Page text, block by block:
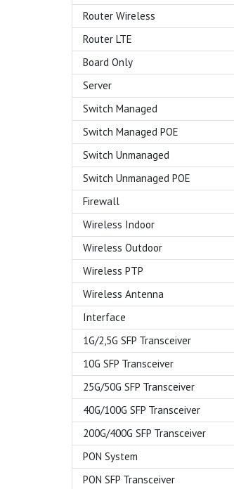
Router Wireless
Router LTE
Board Only
Server
Switch Managed
Switch Managed POE
Switch Unmanaged
Switch Unmanaged POE
Firewall
Wireless Indoor
Wireless Outdoor
Wireless PTP
Wireless Antenna
Interface
1G/2,5G SFP Transceiver
10G SFP Transceiver
25G/50G SFP Transceiver
40G/100G SFP Transceiver
200G/400G SFP Transceiver
PON System
PON SFP Transceiver